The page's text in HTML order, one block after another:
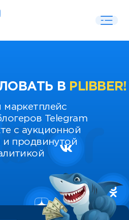
В PLIBBER!
маркетплейс
Telegram
с аукционной
и продвинутой